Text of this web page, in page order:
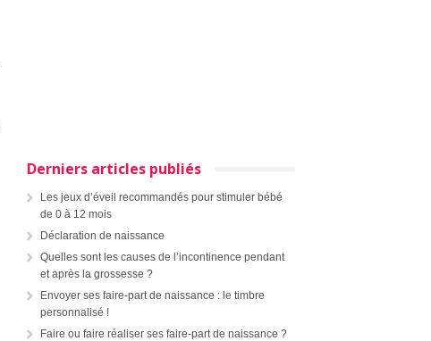
Derniers articles publiés
Les jeux d’éveil recommandés pour stimuler bébé
de 0 à 12 mois
Déclaration de naissance
Quelles sont les causes de l’incontinence pendant
et après la grossesse ?
Envoyer ses faire-part de naissance : le timbre
personnalisé !
Faire ou faire réaliser ses faire-part de naissance ?